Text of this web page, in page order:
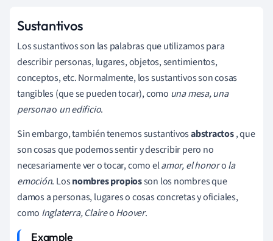
Sustantivos
Los sustantivos son las palabras que utilizamos para
describir personas, lugares, objetos, sentimientos,
conceptos, etc. Normalmente, los sustantivos son cosas
tangibles (que se pueden tocar), como una mesa, una
personao un edificio.
Sin embargo, también tenemos sustantivosabstractos, que
son cosas que podemos sentir y describir pero no
necesariamente ver o tocar, como elamor, el honorola
emoción. Losnombres propiosson los nombres que
damos a personas, lugares o cosas concretas y oficiales,
como Inglaterra, ClaireoHoover.